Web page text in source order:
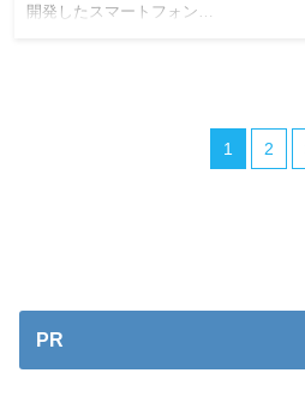
開発したスマートフォン…
1 2
PR